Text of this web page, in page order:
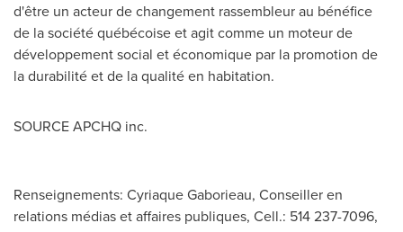
d'être un acteur de changement rassembleur au bénéfice
de la société québécoise et agit comme un moteur de
développement social et économique par la promotion de
la durabilité et de la qualité en habitation.
SOURCE APCHQ inc.
Renseignements: Cyriaque Gaborieau, Conseiller en
relations médias et affaires publiques, Cell.: 514 237-7096,